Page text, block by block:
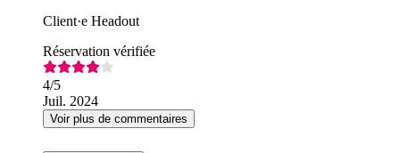
Client·e Headout
Réservation vérifiée
4/5
Juil. 2024
Voir plus de commentaires